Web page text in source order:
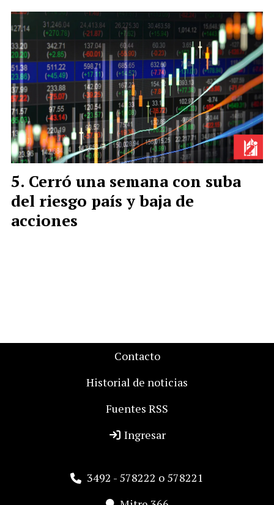
Cerró una semana con suba
del riesgo país y baja de
acciones
Contacto
Historial de noticias
Fuentes RSS
Ingresar
3492 - 578222 o 578221